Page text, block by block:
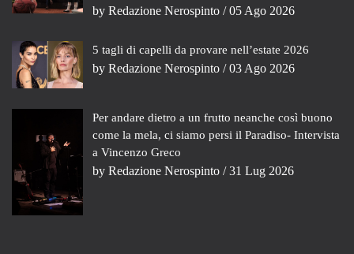
by Redazione Nerospinto / 05 Ago 2026
5 tagli di capelli da provare nell’estate 2026
by Redazione Nerospinto / 03 Ago 2026
Per andare dietro a un frutto neanche così buono
come la mela, ci siamo persi il Paradiso- Intervista
a Vincenzo Greco
by Redazione Nerospinto / 31 Lug 2026